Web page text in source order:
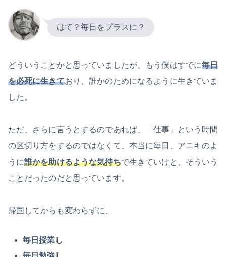
はて？毎日をプラスに？
どういうことかと思っていましたが、もう僕はすでに毎日
を必死に生きており、誰かのためになるように生きていま
した。
ただ、さらに言うとするのであれば、「仕事」という時間
の区切り方をするのではなくて、本当に毎日、アニキのよ
うに誰かを助けるような気持ちで生きていけと、そういう
ことだったのだと思っています。
帰国してからも変わらずに、
毎日授業し